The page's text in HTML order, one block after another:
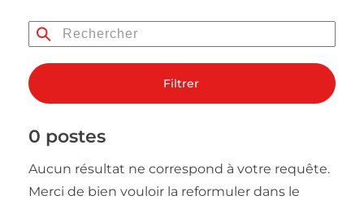
Filtrer
0 postes
Aucun résultat ne correspond à votre requête.
Merci de bien vouloir la reformuler dans le